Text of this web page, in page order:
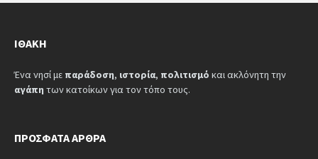
ΙΘΆΚΗ
Ένα νησί με παράδοση, ιστορία, πολιτισμό και ακλόνητη την
αγάπη των κατοίκων για τον τόπο τους.
ΠΡΌΣΦΑΤΑ ΆΡΘΡΑ